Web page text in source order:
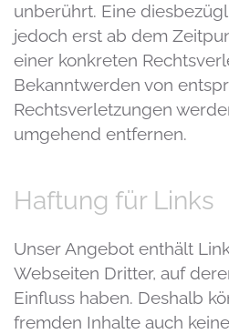
unberührt. Eine
jedoch erst ab dem
einer konkreten
Bekanntwerden von
Rechtsverletzungen
umgehend entfernen.
Haftung für Links
Unser Angebot enthält
Webseiten Dritter, auf
Einfluss haben. Deshalb
fremden Inhalte auch